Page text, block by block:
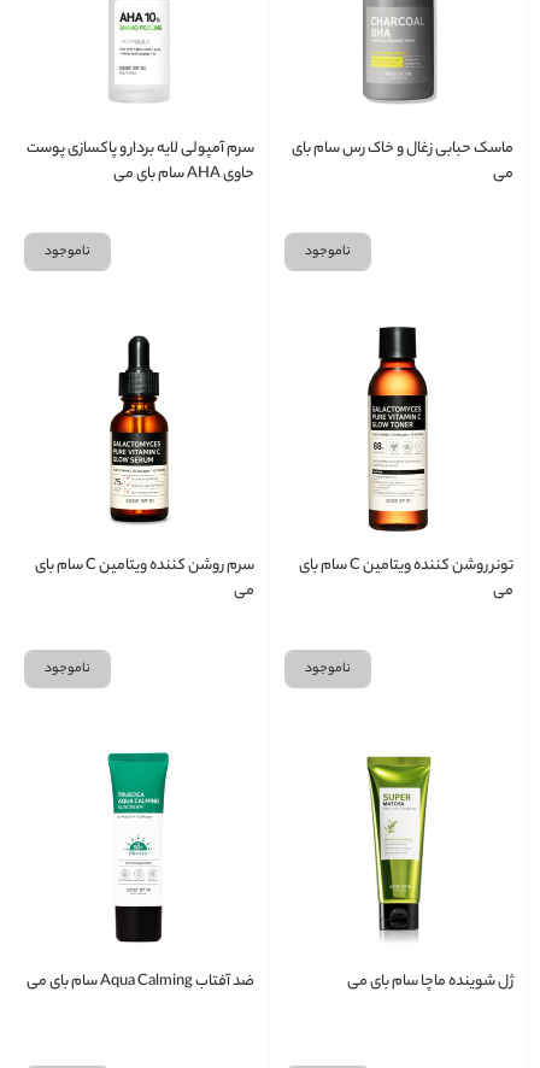
ماسک حبابی زغال و خاک رس سام بای
می
ناموجود
سرم آمپولی لایه بردار و پاکسازی پوست
حاوی AHA سام بای می
ناموجود
تونر روشن کننده ویتامین C سام بای
می
ناموجود
سرم روشن کننده ویتامین C سام بای
می
ناموجود
ژل شوینده ماچا سام بای می ضد آفتاب Aqua Calming سام بای می